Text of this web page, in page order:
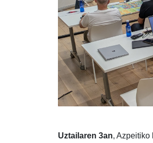
Uztailaren 3an, Azpeitiko